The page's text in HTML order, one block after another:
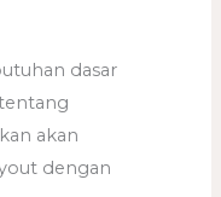
dasar
akan
dengan